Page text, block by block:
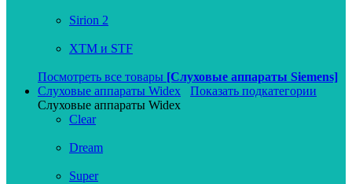
Sirion 2
XTM и STF
Посмотреть все товары [Слуховые аппараты Siemens]
Слуховые аппараты Widex
Показать подкатегории
Слуховые аппараты Widex
Clear
Dream
Super